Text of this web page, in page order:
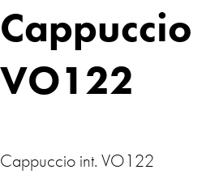
VO122
Cappuccio int. VO122